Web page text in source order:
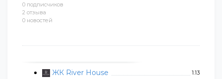
0 подписчиков
2 отзыва
0 новостей
ЖК River House 1.13